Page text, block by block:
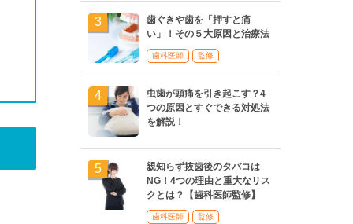
歯ぐきや歯を「押すと痛
い」！その５大原因と治療法
歯科医師 監修
虫歯が頭痛を引き起こす？4
つの原因とすぐできる対処法
を解説！
親知らず抜歯後のタバコは
NG！4つの理由と重大なリス
クとは？【歯科医師監修】
歯科医師 監修